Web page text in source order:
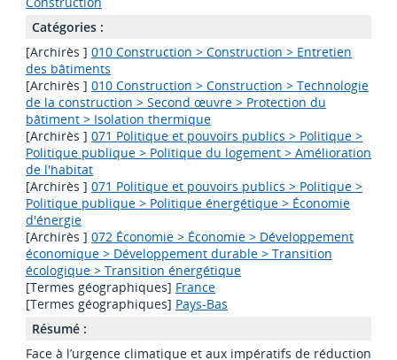
Catégories :
[Archirès ] 010 Construction > Construction > Entretien
des bâtiments
[Archirès ] 010 Construction > Construction > Technologie
de la construction > Second œuvre > Protection du
bâtiment > Isolation thermique
[Archirès ] 071 Politique et pouvoirs publics > Politique >
Politique publique > Politique du logement > Amélioration
de l'habitat
[Archirès ] 071 Politique et pouvoirs publics > Politique >
Politique publique > Politique énergétique > Économie
d'énergie
[Archirès ] 072 Économie > Économie > Développement
économique > Développement durable > Transition
écologique > Transition énergétique
[Termes géographiques] France
[Termes géographiques] Pays-Bas
Résumé :
Face à l’urgence climatique et aux impératifs de réduction